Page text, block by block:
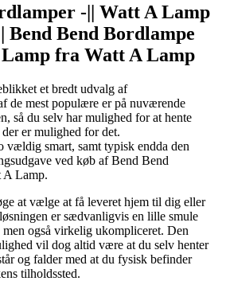
-|| Watt A Lamp
Bend Bend Bordlampe
fra Watt A Lamp
et bredt udvalg af
de mest populære er på nuværende
så du selv har mulighed for at hente
er mulighed for det.
vældig smart, samt typisk endda den
ved køb af Bend Bend
A Lamp.
at vælge at få leveret hjem til dig eller
er sædvanligvis en lille smule
også virkelig ukompliceret. Den
vil dog altid være at du selv henter
og falder med at du fysisk befinder
tilholdssted.